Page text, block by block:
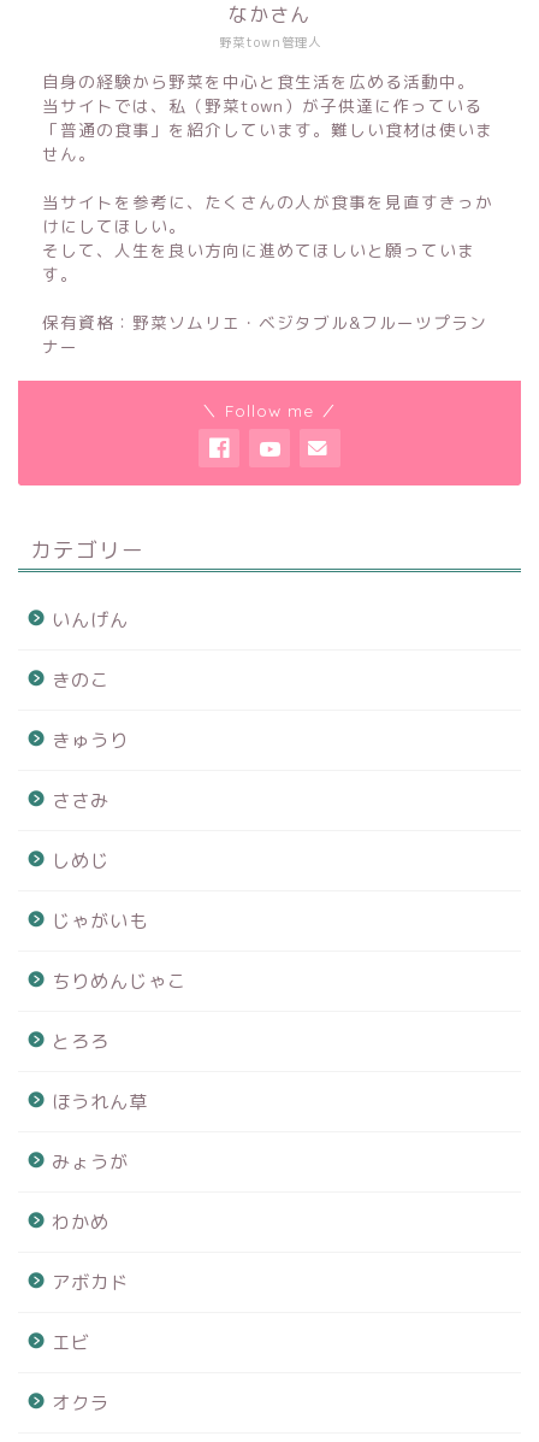
野菜town管理人
なかさん
自身の経験から野菜を中心と食生活を広める活動中。
当サイトでは、私（野菜town）が子供達に作っている
「普通の食事」を紹介しています。難しい食材は使いま
せん。
当サイトを参考に、たくさんの人が食事を見直すきっか
けにしてほしい。
そして、人生を良い方向に進めてほしいと願っていま
す。
保有資格：野菜ソムリエ・ベジタブル&フルーツプラン
ナー
＼ Follow me ／
カテゴリー
いんげん
きのこ
きゅうり
ささみ
しめじ
じゃがいも
ちりめんじゃこ
とろろ
ほうれん草
みょうが
わかめ
アボカド
エビ
オクラ